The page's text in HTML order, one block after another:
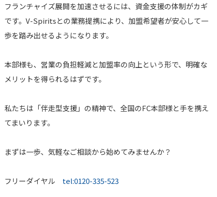
フランチャイズ展開を加速させるには、資金支援の体制がカギ
です。V-Spiritsとの業務提携により、加盟希望者が安心して一
歩を踏み出せるようになります。
本部様も、営業の負担軽減と加盟率の向上という形で、明確な
メリットを得られるはずです。
私たちは「伴走型支援」の精神で、全国のFC本部様と手を携え
てまいります。
まずは一歩、気軽なご相談から始めてみませんか？
フリーダイヤル tel:0120-335-523